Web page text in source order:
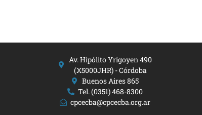
Av. Hipólito Yrigoyen 490
(X5000JHR) - Córdoba
Buenos Aires 865
Tel. (0351) 468-8300
cpcecba@cpcecba.org.ar